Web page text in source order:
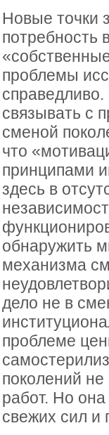
Новые точки
потребность
проблемы
связывать с
сменой
что
принципами
здесь в
обнаружить
механизма
дело не в
проблеме
поколений
работ. Но
свежих сил и